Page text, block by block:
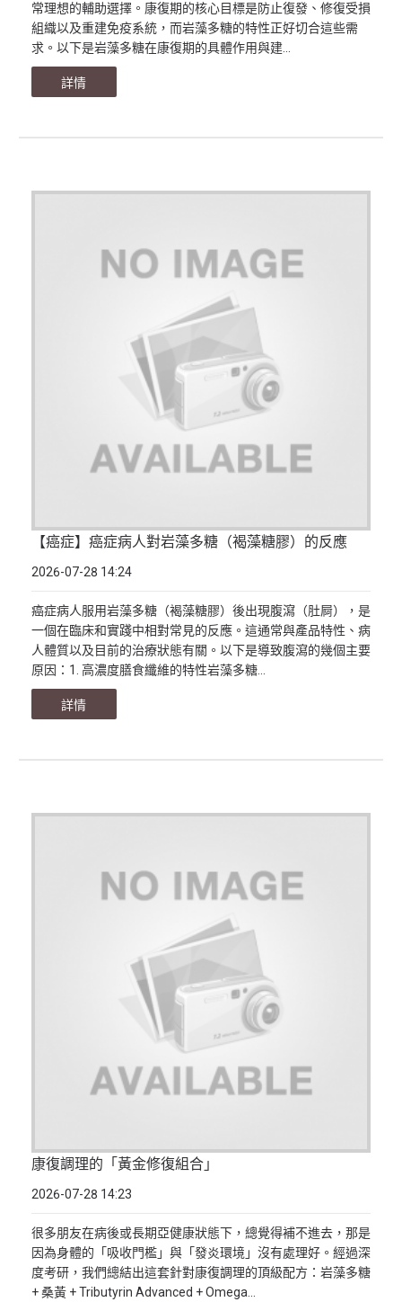
常理想的輔助選擇。康復期的核心目標是防止復發、修復受損
組織以及重建免疫系統，而岩藻多糖的特性正好切合這些需
求。以下是岩藻多糖在康復期的具體作用與建...
詳情
【癌症】癌症病人對岩藻多糖（褐藻糖膠）的反應
2026-07-28 14:24
癌症病人服用岩藻多糖（褐藻糖膠）後出現腹瀉（肚屙），是
一個在臨床和實踐中相對常見的反應。這通常與產品特性、病
人體質以及目前的治療狀態有關。以下是導致腹瀉的幾個主要
原因：1. 高濃度膳食纖維的特性岩藻多糖...
詳情
康復調理的「黃金修復組合」
2026-07-28 14:23
很多朋友在病後或長期亞健康狀態下，總覺得補不進去，那是
因為身體的「吸收門檻」與「發炎環境」沒有處理好。經過深
度考研，我們總結出這套針對康復調理的頂級配方：岩藻多糖
+ 桑黃 + Tributyrin Advanced + Omega...